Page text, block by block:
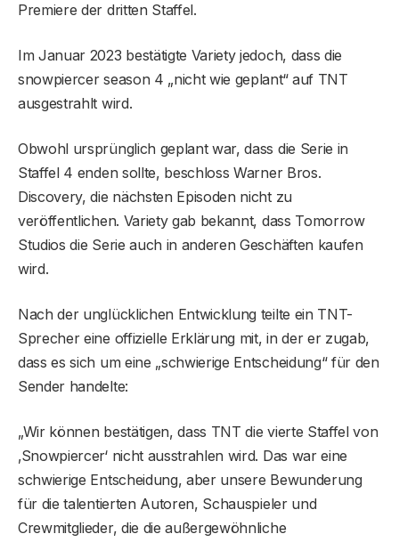
Premiere der dritten Staffel.
Im Januar 2023 bestätigte Variety jedoch, dass die
snowpiercer season 4 „nicht wie geplant“ auf TNT
ausgestrahlt wird.
Obwohl ursprünglich geplant war, dass die Serie in
Staffel 4 enden sollte, beschloss Warner Bros.
Discovery, die nächsten Episoden nicht zu
veröffentlichen. Variety gab bekannt, dass Tomorrow
Studios die Serie auch in anderen Geschäften kaufen
wird.
Nach der unglücklichen Entwicklung teilte ein TNT-
Sprecher eine offizielle Erklärung mit, in der er zugab,
dass es sich um eine „schwierige Entscheidung“ für den
Sender handelte:
„Wir können bestätigen, dass TNT die vierte Staffel von
‚Snowpiercer‘ nicht ausstrahlen wird. Das war eine
schwierige Entscheidung, aber unsere Bewunderung
für die talentierten Autoren, Schauspieler und
Crewmitglieder, die die außergewöhnliche